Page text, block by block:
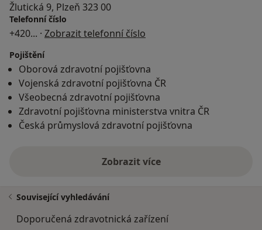
Žlutická 9, Plzeň 323 00
Telefonní číslo
+420... · Zobrazit telefonní číslo
Pojištění
Oborová zdravotní pojišťovna
Vojenská zdravotní pojišťovna ČR
Všeobecná zdravotní pojišťovna
Zdravotní pojišťovna ministerstva vnitra ČR
Česká průmyslová zdravotní pojišťovna
Zobrazit více
Související vyhledávání
Doporučená zdravotnická zařízení